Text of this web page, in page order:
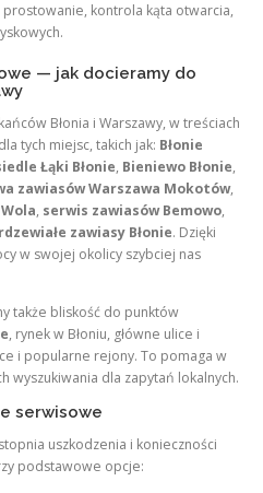
prostowanie, kontrola kąta otwarcia,
— jak docieramy do
Błonia i Warszawy, w treściach
tych miejsc, takich jak: Błonie
Łąki Błonie, Bieniewo Błonie,
zawiasów Warszawa Mokotów,
, serwis zawiasów Bemowo,
zawiasy Błonie. Dzięki
w swojej okolicy szybciej nas
także bliskość do punktów
, rynek w Błoniu, główne ulice i
i popularne rejony. To pomaga w
wyszukiwania dla zapytań lokalnych.
serwisowe
uszkodzenia i konieczności
podstawowe opcje: